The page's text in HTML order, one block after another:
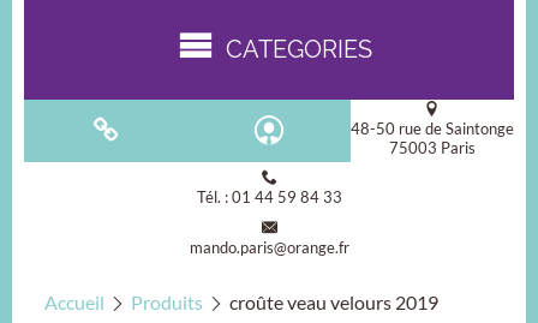
CATEGORIES
48-50 rue de Saintonge
75003 Paris
Tél. : 01 44 59 84 33
mando.paris@orange.fr
Accueil Produits croûte veau velours 2019